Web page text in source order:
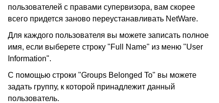
пользователей с правами супервизора, вам скорее
всего придется заново переустанавливать NetWare.
Для каждого пользователя вы можете записать полное
имя, если выберете строку "Full Name" из меню "User
Information".
С помощью строки "Groups Belonged To" вы можете
задать группу, к которой принадлежит данный
пользователь.